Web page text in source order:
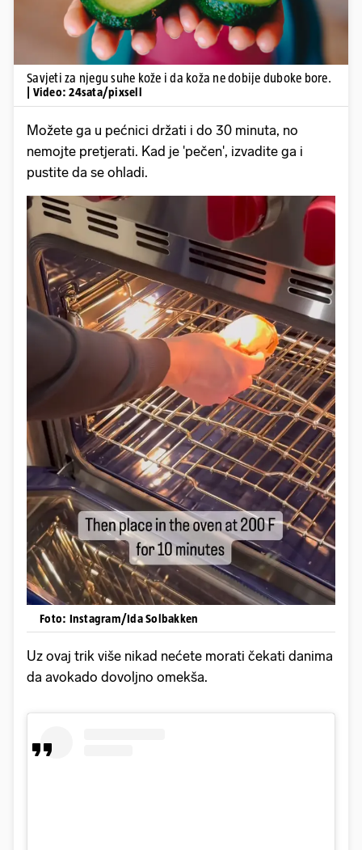
Savjeti za njegu suhe kože i da koža ne dobije duboke bore.
| Video: 24sata/pixsell
Možete ga u pećnici držati i do 30 minuta, no
nemojte pretjerati. Kad je 'pečen', izvadite ga i
pustite da se ohladi.
Foto: Instagram/Ida Solbakken
Uz ovaj trik više nikad nećete morati čekati danima
da avokado dovoljno omekša.